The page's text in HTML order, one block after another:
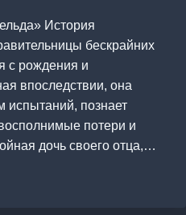
История
бескрайних
с рождения и
впоследствии, она
испытаний, познает
потери и
дочь своего отца,…